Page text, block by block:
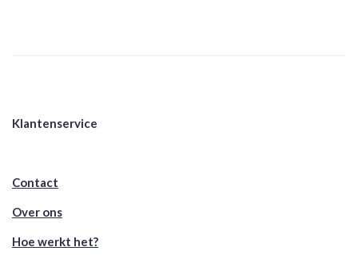
Klantenservice
Contact
Over ons
Hoe werkt het?